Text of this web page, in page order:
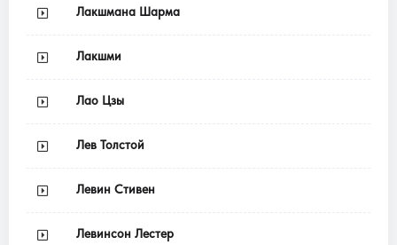
Лакшмана Шарма
Лакшми
Лао Цзы
Лев Толстой
Левин Стивен
Левинсон Лестер